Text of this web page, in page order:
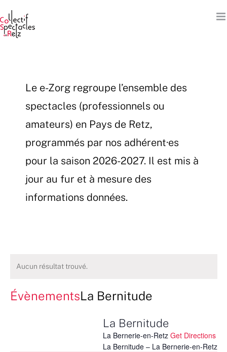
au
contenu
Le e-Zorg regroupe l’ensemble des
spectacles (professionnels ou
amateurs) en Pays de Retz,
programmés par nos adhérent·es
pour la saison 2026-2027. Il est mis à
jour au fur et à mesure des
informations données.
Aucun résultat trouvé.
ÉvènementsLa Bernitude
La Bernitude
La Bernerie-en-Retz Get Directions
La Bernitude – La Bernerie-en-Retz